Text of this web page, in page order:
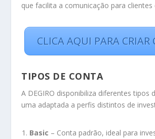
que facilita a comunicação para clientes
CLICA AQUI PARA CRIAR
TIPOS DE CONTA
A DEGIRO disponibiliza diferentes tipos
uma adaptada a perfis distintos de
Basic – Conta padrão, ideal para